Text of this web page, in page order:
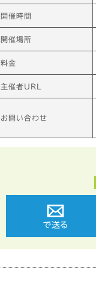
開催時間
開催場所
料金
主催者URL
お問い合わせ